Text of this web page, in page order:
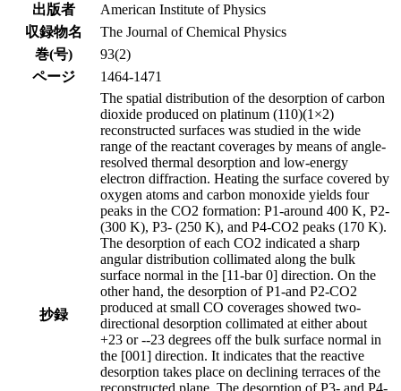
出版者
American Institute of Physics
収録物名
The Journal of Chemical Physics
巻(号)
93(2)
ページ
1464-1471
抄録
The spatial distribution of the desorption of carbon
dioxide produced on platinum (110)(1×2)
reconstructed surfaces was studied in the wide
range of the reactant coverages by means of angle-
resolved thermal desorption and low-energy
electron diffraction. Heating the surface covered by
oxygen atoms and carbon monoxide yields four
peaks in the CO2 formation: P1-around 400 K, P2-
(300 K), P3- (250 K), and P4-CO2 peaks (170 K).
The desorption of each CO2 indicated a sharp
angular distribution collimated along the bulk
surface normal in the [11-bar 0] direction. On the
other hand, the desorption of P1-and P2-CO2
produced at small CO coverages showed two-
directional desorption collimated at either about
+23 or --23 degrees off the bulk surface normal in
the [001] direction. It indicates that the reactive
desorption takes place on declining terraces of the
reconstructed plane. The desorption of P3- and P4-